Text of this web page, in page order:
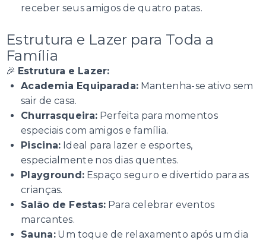
receber seus amigos de quatro patas.
Estrutura e Lazer para Toda a
Família
🎉 Estrutura e Lazer:
Academia Equiparada: Mantenha-se ativo sem
sair de casa.
Churrasqueira: Perfeita para momentos
especiais com amigos e família.
Piscina: Ideal para lazer e esportes,
especialmente nos dias quentes.
Playground: Espaço seguro e divertido para as
crianças.
Salão de Festas: Para celebrar eventos
marcantes.
Sauna:Um toque de relaxamento após um dia